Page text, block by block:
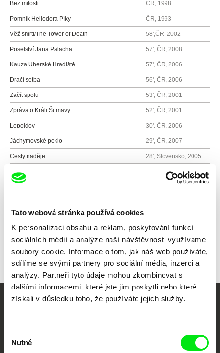
Tato webová stránka používá cookies
K personalizaci obsahu a reklam, poskytování funkcí
sociálních médií a analýze naší návštěvnosti využíváme
soubory cookie. Informace o tom, jak náš web používáte,
sdílíme se svými partnery pro sociální média, inzerci a
analýzy. Partneři tyto údaje mohou zkombinovat s
dalšími informacemi, které jste jim poskytli nebo které
získali v důsledku toho, že používáte jejich služby.
souhlasu
Nutné
Bez milosti ČR, 1998
Pomník Heliodora Píky ČR, 1993
Věž smrti/The Tower of Death 58',ČR, 2002
Poselství Jana Palacha 57', ČR, 2008
Kauza Uherské Hradiště 57', ČR, 2006
Dračí setba 56', ČR, 2006
Začít spolu 53', ČR, 2001
Zpráva o Králi Šumavy 52', ČR, 2001
Lepoldov 30', ČR, 2006
Jáchymovské peklo 29', ČR, 2007
Cesty naděje 28', Slovensko, 2005
Boj o paměť národa 25', ČR, 2007
Všichni režiséři